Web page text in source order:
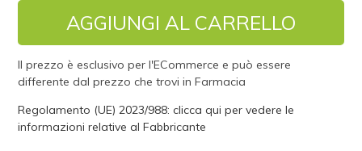
AGGIUNGI AL CARRELLO
Il prezzo è esclusivo per l'ECommerce e può essere
differente dal prezzo che trovi in Farmacia
Regolamento (UE) 2023/988: clicca qui per vedere le
informazioni relative al Fabbricante